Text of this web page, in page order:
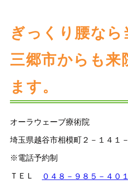
ぎっくり腰なら
三郷市からも来
ます。
オーラウェーブ療術院
埼玉県越谷市相模町２－１４１
※電話予約制
ＴＥＬ ０４８－９８５－４０